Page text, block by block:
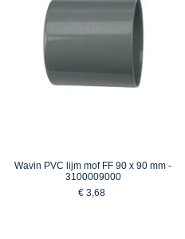
Wavin PVC lijm mof FF 90 x 90 mm -
3100009000
€ 3,68